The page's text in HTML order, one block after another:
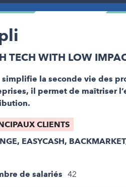
TECH WITH LOW
la seconde vie des
il permet de maîtriser
CLIENTS
EASYCASH,
de salariés 42